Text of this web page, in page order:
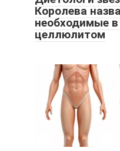
Королева
необходимые в
целлюлитом